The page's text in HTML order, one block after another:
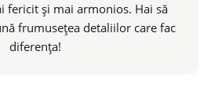
fericit și mai armonios. Hai să
frumusețea detaliilor care fac
diferența!